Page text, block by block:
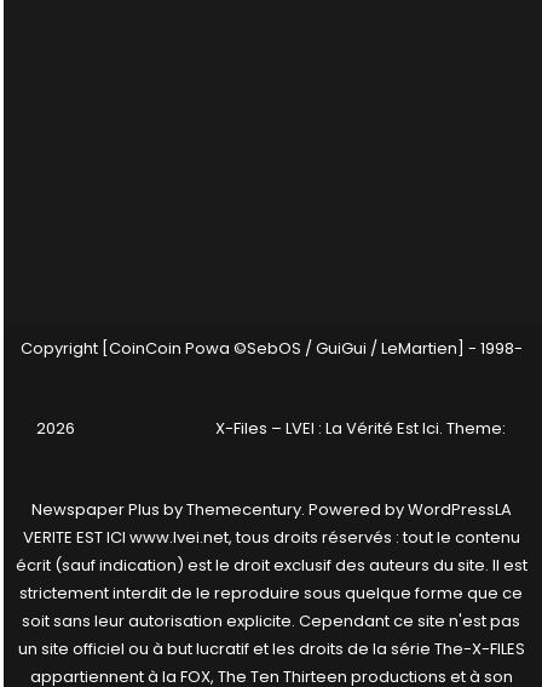
Copyright [CoinCoin Powa ©SebOS / GuiGui / LeMartien] - 1998-
2026 X-Files – LVEI : La Vérité Est Ici. Theme:
Newspaper Plus byThemecentury. Powered byWordPressLA
VERITE EST ICI www.lvei.net, tous droits réservés : tout le contenu
écrit (sauf indication) est le droit exclusif des auteurs du site. Il est
strictement interdit de le reproduire sous quelque forme que ce
soit sans leur autorisation explicite. Cependant ce site n'est pas
un site officiel ou à but lucratif et les droits de la série The-X-FILES
appartiennent à la FOX, The Ten Thirteen productions et à son